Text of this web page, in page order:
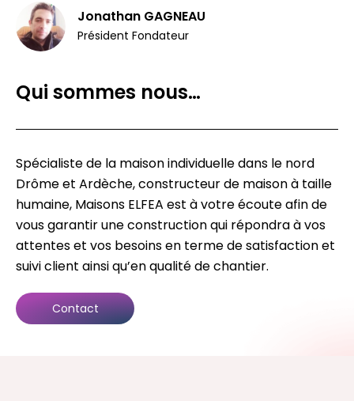
Qui sommes nous…
Spécialiste de la maison individuelle dans le nord
Drôme et Ardèche, constructeur de maison à taille
humaine, Maisons ELFEA est à votre écoute afin de
vous garantir une construction qui répondra à vos
attentes et vos besoins en terme de satisfaction et
suivi client ainsi qu’en qualité de chantier.
Contact
Jonathan GAGNEAU
Président Fondateur